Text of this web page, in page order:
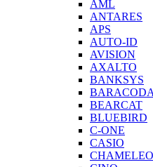
AML
ANTARES
APS
AUTO-ID
AVISION
AXALTO
BANKSYS
BARACODA
BEARCAT
BLUEBIRD
C-ONE
CASIO